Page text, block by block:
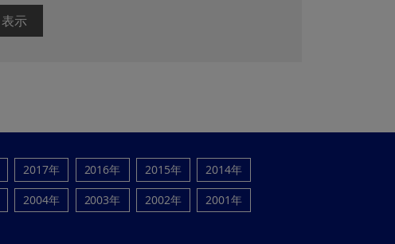
表示
2017年 2016年 2015年
2014年
2004年 2003年 2002年
2001年